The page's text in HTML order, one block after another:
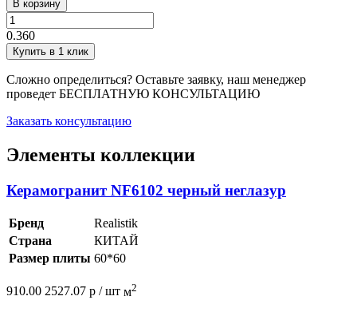
В корзину
0.360
Купить в 1 клик
Сложно определиться? Оставьте заявку, наш менеджер
проведет БЕСПЛАТНУЮ КОНСУЛЬТАЦИЮ
Заказать консультацию
Элементы коллекции
Керамогранит NF6102 черный неглазур
Бренд
Realistik
Страна
КИТАЙ
Размер плиты 60*60
910.00 2527.07 р / шт м2